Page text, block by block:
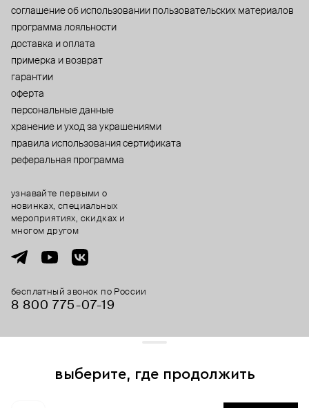
cоглашение об использовании пользовательских материалов
программа лояльности
доставка и оплата
примерка и возврат
гарантии
оферта
персональные данные
хранение и уход за украшениями
правила использования сертификата
реферальная программа
бесплатный звонок по России
8 800 775⁠-07⁠-19
узнавайте первыми о
новинках, специальных
мероприятиях, скидках и
многом другом
выберите, где продолжить